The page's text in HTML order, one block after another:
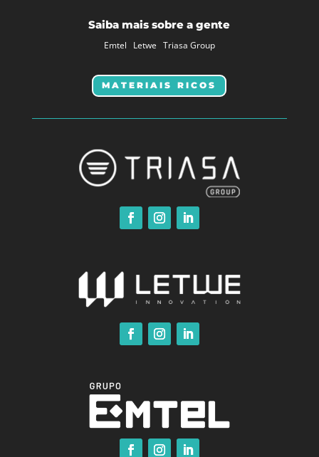
Saiba mais sobre a gente
Emtel Letwe Triasa Group
MATERIAIS RICOS